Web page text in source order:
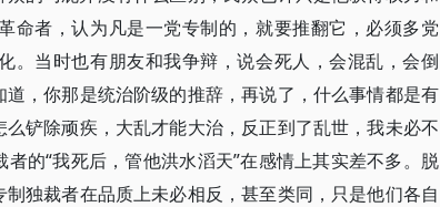
命者，认为凡是一党专制的，就要推翻它，必须多党
。当时也有朋友和我争辩，说会死人，会混乱，会倒
，你那是统治阶级的推辞，再说了，什么事情都是有
铲除顽疾，大乱才能大治，反正到了乱世，我未必不
的“我死后，管他洪水滔天”在感情上其实差不多。脱
独裁者在品质上未必相反，甚至类同，只是他们各自